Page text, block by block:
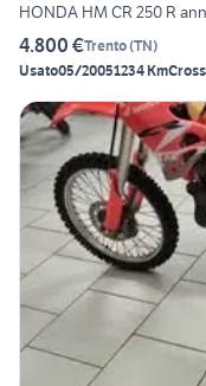
HONDA HM CR 250 R
4.800 €Trento(TN)
Usato05/20051234 Km